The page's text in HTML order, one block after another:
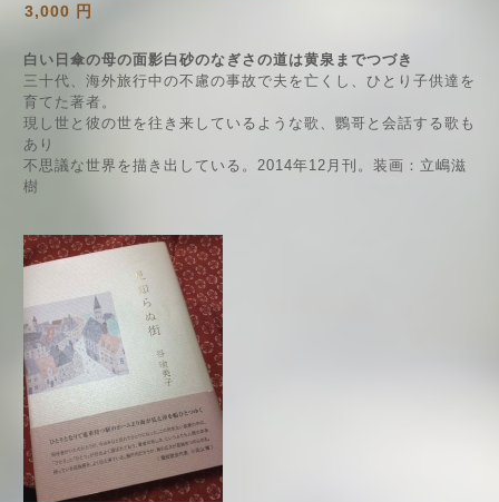
3,000 円
白い日傘の母の面影白砂のなぎさの道は黄泉までつづき
三十代、海外旅行中の不慮の事故で夫を亡くし、ひとり子供達を
育てた著者。
現し世と彼の世を往き来しているような歌、鸚哥と会話する歌も
あり
不思議な世界を描き出している。2014年12月刊。装画：立嶋滋
樹